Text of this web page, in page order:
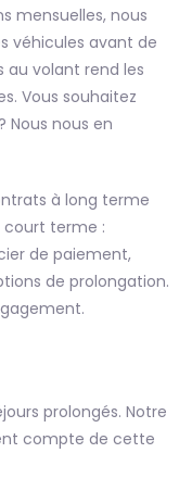
mensuelles, nous
véhicules avant de
au volant rend les
Vous souhaitez
Nous nous en
à long terme
court terme :
de paiement,
de prolongation.
prolongés. Notre
compte de cette